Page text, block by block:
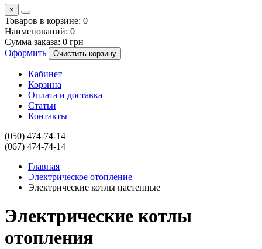
×
Товаров в корзине: 0
Наименований: 0
Сумма заказа: 0 грн
Оформить
Очистить корзину
Кабинет
Корзина
Оплата и доставка
Статьи
Контакты
(050) 474-74-14
(067) 474-74-14
Главная
Электрическое отопление
Электрические котлы настенные
Электрические котлы
отопления